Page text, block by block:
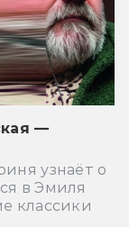
—
узнаёт о
в Эмиля
классики